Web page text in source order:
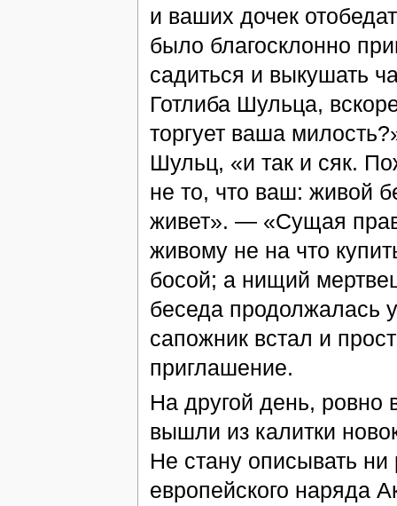
и ваших дочек
было благосклонно
садиться и выкушать
Готлиба Шульца,
торгует ваша
Шульц, «и так и сяк.
не то, что ваш: живой
живет». — «Сущая
живому не на что
босой; а нищий
беседа продолжалась
сапожник встал и
приглашение.
На другой день, ровно
вышли из калитки
Не стану описывать
европейского наряда